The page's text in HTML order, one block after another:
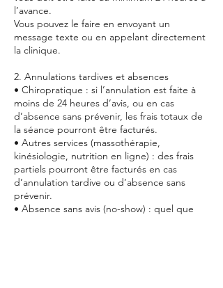
l’avance.
Vous pouvez le faire en envoyant un
message texte ou en appelant directement
la clinique.
2. Annulations tardives et absences
• Chiropratique : si l’annulation est faite à
moins de 24 heures d’avis, ou en cas
d’absence sans prévenir, les frais totaux de
la séance pourront être facturés.
• Autres services (massothérapie,
kinésiologie, nutrition en ligne) : des frais
partiels pourront être facturés en cas
d’annulation tardive ou d’absence sans
prévenir.
• Absence sans avis (no-show) : quel que